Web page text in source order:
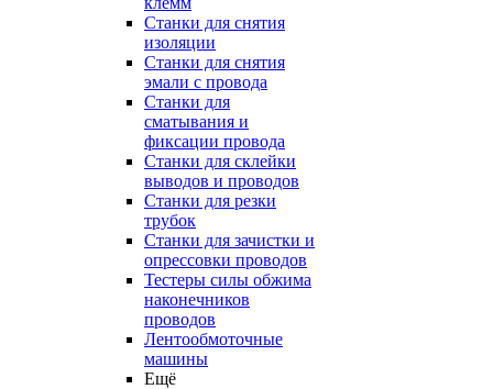
Станки для снятия
изоляции
Станки для снятия
эмали с провода
Станки для
сматывания и
фиксации провода
Станки для склейки
выводов и проводов
Станки для резки
трубок
Станки для зачистки и
опрессовки проводов
Тестеры силы обжима
наконечников
проводов
Лентообмоточные
машины
Ещё